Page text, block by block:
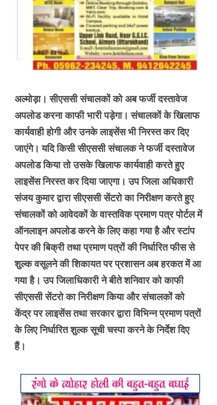
अल्मोड़ा। सीएससी संचालकों को अब फर्जी दस्तावेज
अपलोड करना काफी भारी पड़ेगा। संचालकों के खिलाफ
कार्यवाही होगी और उनके लाइसेंस भी निरस्त कर दिए
जाएंगे। यदि किसी सीएससी संचालक ने फर्जी दस्तावेज
अपलोड किया तो उसके खिलाफ कार्यवाही करते हुए
लाइसेंस निरस्त कर दिया जाएगा। उप जिला अधिकारी
संजय कुमार द्वारा सीएससी सेंटरो का निरीक्षण करते हुए
संचालकों को आवेदकों के वास्तविक प्रमाण पत्र पोर्टल में
ऑनलाइन अपलोड करने के लिए कहा गया है और स्टांप
पेपर की बिक्री तथा प्रमाण पत्रों की निर्धारित फीस से
शुल्क वसूलने की शिकायत पर प्रशासन अब हरकत में आ
गया है। उप जिलाधिकारी ने बीते शनिवार को काफी
सीएससी सेंटरो का निरीक्षण किया और संचालकों को
केंद्र पर लाइसेंस तथा सरकार द्वारा विभिन्न प्रमाण पत्रों
के लिए निर्धारित शुल्क सूची चस्पा करने के निर्देश दिए
हैं।